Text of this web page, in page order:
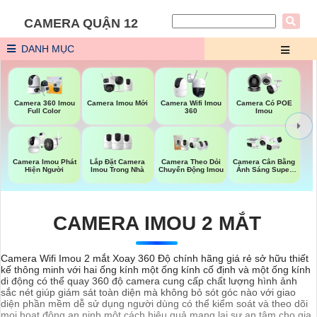
CAMERA QUẬN 12
DANH MỤC
Camera 360 Imou
Full Color
Camera Imou Mới
Camera Wifi Imou
360
Camera Có POE
Imou
Camera Imou Phát
Hiện Người
Lắp Đặt Camera
Imou Trong Nhà
Camera Theo Dỏi
Chuyển Động Imou
Camera Cân Bằng
Ánh Sáng Super
CAMERA IMOU 2 MẮT
Camera Wifi Imou 2 mắt Xoay 360 Độ chính hãng giá rẻ sở hữu thiết
kế thông minh với hai ống kính một ống kính cố định và một ống kính
di động có thể quay 360 độ camera cung cấp chất lượng hình ảnh
sắc nét giúp giám sát toàn diện mà không bỏ sót góc nào với giao
diện phần mềm dễ sử dụng người dùng có thể kiểm soát và theo dõi